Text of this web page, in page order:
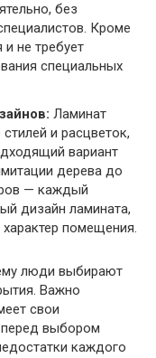
без
Кроме
и не требует
специальных
Ламинат
и расцветок,
вариант
дерева до
— каждый
дизайн ламината,
помещения.
люди выбирают
Важно
свои
перед выбором
каждого